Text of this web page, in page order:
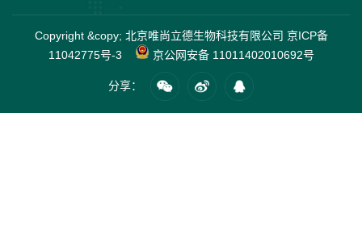
Copyright &copy; 北京唯尚立德生物科技有限公司 京ICP备
11042775号-3
京公网安备 11011402010692号
分享：